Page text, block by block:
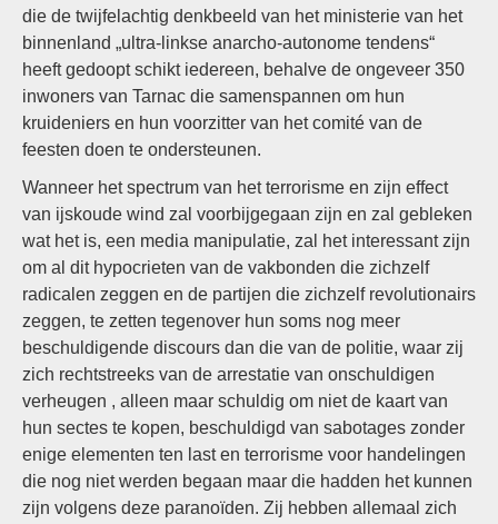
die de twijfelachtig denkbeeld van het ministerie van het
binnenland „ultra-linkse anarcho-autonome tendens“
heeft gedoopt schikt iedereen, behalve de ongeveer 350
inwoners van Tarnac die samenspannen om hun
kruideniers en hun voorzitter van het comité van de
feesten doen te ondersteunen.
Wanneer het spectrum van het terrorisme en zijn effect
van ijskoude wind zal voorbijgegaan zijn en zal gebleken
wat het is, een media manipulatie, zal het interessant zijn
om al dit hypocrieten van de vakbonden die zichzelf
radicalen zeggen en de partijen die zichzelf revolutionairs
zeggen, te zetten tegenover hun soms nog meer
beschuldigende discours dan die van de politie, waar zij
zich rechtstreeks van de arrestatie van onschuldigen
verheugen , alleen maar schuldig om niet de kaart van
hun sectes te kopen, beschuldigd van sabotages zonder
enige elementen ten last en terrorisme voor handelingen
die nog niet werden begaan maar die hadden het kunnen
zijn volgens deze paranoïden. Zij hebben allemaal zich